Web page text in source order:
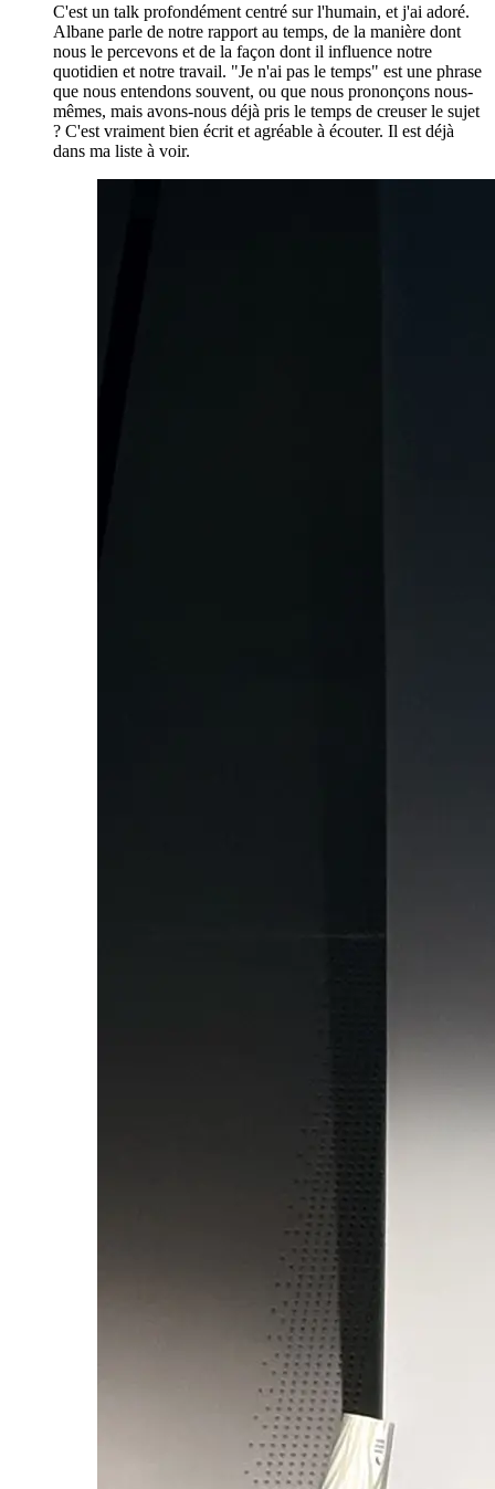
C'est un talk profondément centré sur l'humain, et j'ai adoré.
Albane parle de notre rapport au temps, de la manière dont
nous le percevons et de la façon dont il influence notre
quotidien et notre travail. "Je n'ai pas le temps" est une phrase
que nous entendons souvent, ou que nous prononçons nous-
mêmes, mais avons-nous déjà pris le temps de creuser le sujet
? C'est vraiment bien écrit et agréable à écouter. Il est déjà
dans ma liste à voir.